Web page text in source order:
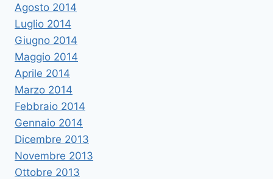
Agosto 2014
Luglio 2014
Giugno 2014
Maggio 2014
Aprile 2014
Marzo 2014
Febbraio 2014
Gennaio 2014
Dicembre 2013
Novembre 2013
Ottobre 2013